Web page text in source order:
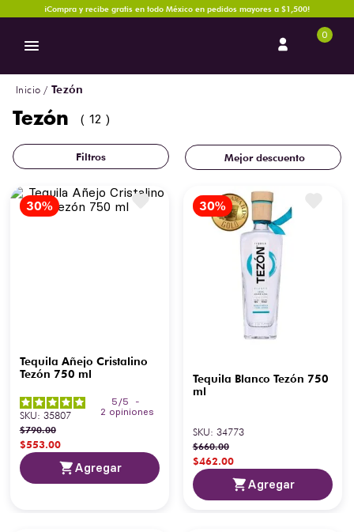
¡Compra y recibe gratis en todo México en pedidos mayores a $1,500!
0
Tezón
Tezón 12
Mejor descuento
Tequila Añejo Cristalino
Tezón 750 ml
5 /5
-
2 opiniones
SKU: 35807
$790.00
$553.00
Agregar
Tequila Blanco Tezón 750
ml
SKU: 34773
$660.00
$462.00
Agregar